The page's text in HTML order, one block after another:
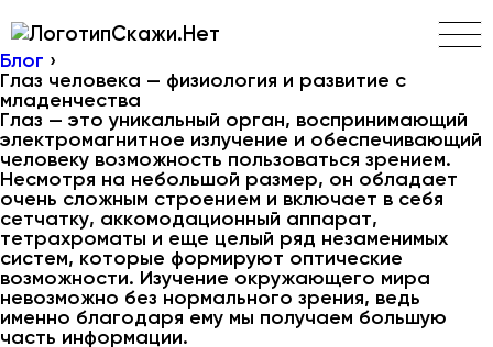
Скажи.Нет
Блог ›
Глаз человека — физиология и развитие с
младенчества
Глаз — это уникальный орган, воспринимающий
электромагнитное излучение и обеспечивающий
человеку возможность пользоваться зрением.
Несмотря на небольшой размер, он обладает
очень сложным строением и включает в себя
сетчатку, аккомодационный аппарат,
тетрахроматы и еще целый ряд незаменимых
систем, которые формируют оптические
возможности. Изучение окружающего мира
невозможно без нормального зрения, ведь
именно благодаря ему мы получаем большую
часть информации.